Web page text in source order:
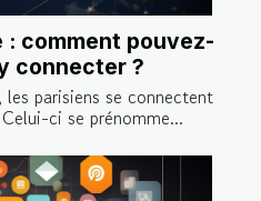
: comment pouvez-
connecter ?
parisiens se connectent
ci se prénomme...